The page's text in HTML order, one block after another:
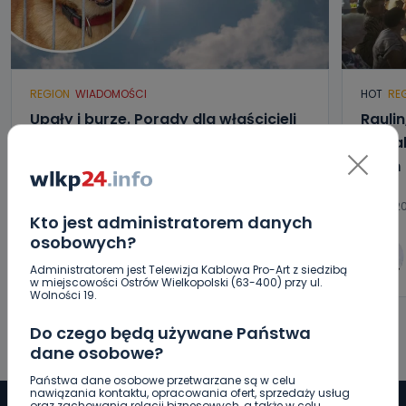
Kto jest administratorem danych
osobowych?
Administratorem jest Telewizja Kablowa Pro-Art z siedzibą
w miejscowości Ostrów Wielkopolski (63-400) przy ul.
Wolności 19.
Do czego będą używane Państwa
dane osobowe?
Państwa dane osobowe przetwarzane są w celu
nawiązania kontaktu, opracowania ofert, sprzedaży usług
REGION WIADOMOŚCI
Upały i burze. Porady dla właścicieli
Paulina Szczepaniak
HOT
dzień